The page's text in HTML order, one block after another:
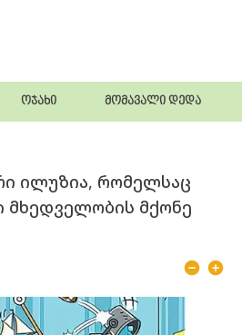
ოჯახი მომავალი დედა
ილუზია, რომელსაც
მხედველობის მქონე